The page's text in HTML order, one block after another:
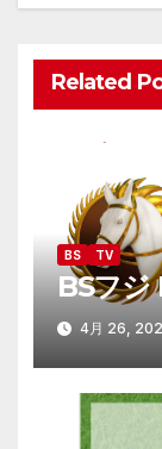
ー
ン
Related
BS TV
BSフジ
4月 26,